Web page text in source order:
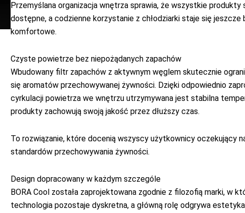
Przemyślana organizacja wnętrza sprawia, że wszystkie produkty
dostępne, a codzienne korzystanie z chłodziarki staje się jeszcze
komfortowe.
Czyste powietrze bez niepożądanych zapachów
Wbudowany filtr zapachów z aktywnym węglem skutecznie
się aromatów przechowywanej żywności. Dzięki odpowiednio
cyrkulacji powietrza we wnętrzu utrzymywana jest stabilna
produkty zachowują swoją jakość przez dłuższy czas.
To rozwiązanie, które docenią wszyscy użytkownicy oczekujący
standardów przechowywania żywności.
Design dopracowany w każdym szczególe
BORA Cool została zaprojektowana zgodnie z filozofią marki, w
technologia pozostaje dyskretna, a główną rolę odgrywa